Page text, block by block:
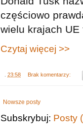
częściowo
wielu krajach UE
Czytaj więcej >>
23:58 Brak komentarzy:
Nowsze posty
Subskrybuj: Posty